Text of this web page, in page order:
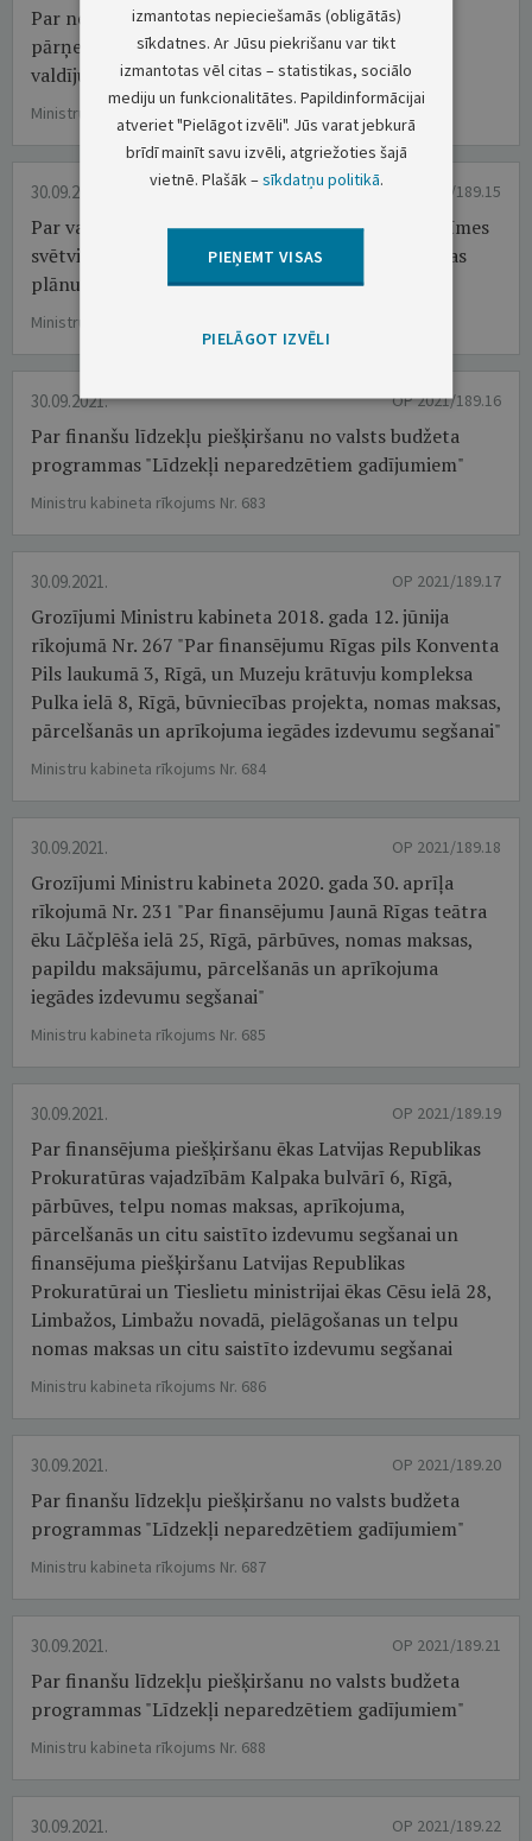
Par nekustamā īpašuma Jūrmalas valstspilsētā
pārņemšanu valsts īpašumā Finanšu ministrijas
valdījumā un pārdošanu
Ministru kabineta rīkojums Nr. 680
30.09.2021. OP 2021/189.15
Par valsts nozīmes pasākumu starptautiskas nozīmes
svētvietā Aglonā un tā nodrošināšanas un drošības
plānu 2022. gadam
Ministru kabineta rīkojums Nr. 682
30.09.2021. OP 2021/189.16
Par finanšu līdzekļu piešķiršanu no valsts budžeta
programmas "Līdzekļi neparedzētiem gadījumiem"
Ministru kabineta rīkojums Nr. 683
30.09.2021. OP 2021/189.17
Grozījumi Ministru kabineta 2018. gada 12. jūnija
rīkojumā Nr. 267 "Par finansējumu Rīgas pils Konventa
Pils laukumā 3, Rīgā, un Muzeju krātuvju kompleksa
Pulka ielā 8, Rīgā, būvniecības projekta, nomas maksas,
pārcelšanās un aprīkojuma iegādes izdevumu segšanai"
Ministru kabineta rīkojums Nr. 684
30.09.2021. OP 2021/189.18
Grozījumi Ministru kabineta 2020. gada 30. aprīļa
rīkojumā Nr. 231 "Par finansējumu Jaunā Rīgas teātra
ēku Lāčplēša ielā 25, Rīgā, pārbūves, nomas maksas,
papildu maksājumu, pārcelšanās un aprīkojuma
iegādes izdevumu segšanai"
Ministru kabineta rīkojums Nr. 685
30.09.2021. OP 2021/189.19
Par finansējuma piešķiršanu ēkas Latvijas Republikas
Prokuratūras vajadzībām Kalpaka bulvārī 6, Rīgā,
pārbūves, telpu nomas maksas, aprīkojuma,
pārcelšanās un citu saistīto izdevumu segšanai un
finansējuma piešķiršanu Latvijas Republikas
Prokuratūrai un Tieslietu ministrijai ēkas Cēsu ielā 28,
Limbažos, Limbažu novadā, pielāgošanas un telpu
nomas maksas un citu saistīto izdevumu segšanai
Ministru kabineta rīkojums Nr. 686
30.09.2021. OP 2021/189.20
Par finanšu līdzekļu piešķiršanu no valsts budžeta
programmas "Līdzekļi neparedzētiem gadījumiem"
Ministru kabineta rīkojums Nr. 687
30.09.2021. OP 2021/189.21
Par finanšu līdzekļu piešķiršanu no valsts budžeta
programmas "Līdzekļi neparedzētiem gadījumiem"
Ministru kabineta rīkojums Nr. 688
30.09.2021. OP 2021/189.22
izmantotas nepieciešamās (obligātās)
sīkdatnes. Ar Jūsu piekrišanu var tikt
izmantotas vēl citas – statistikas, sociālo
mediju un funkcionalitātes. Papildinformācijai
atveriet "Pielāgot izvēli". Jūs varat jebkurā
brīdī mainīt savu izvēli, atgriežoties šajā
vietnē. Plašāk –sīkdatņu politikā.
PIEŅEMT VISAS
PIELĀGOT IZVĒLI